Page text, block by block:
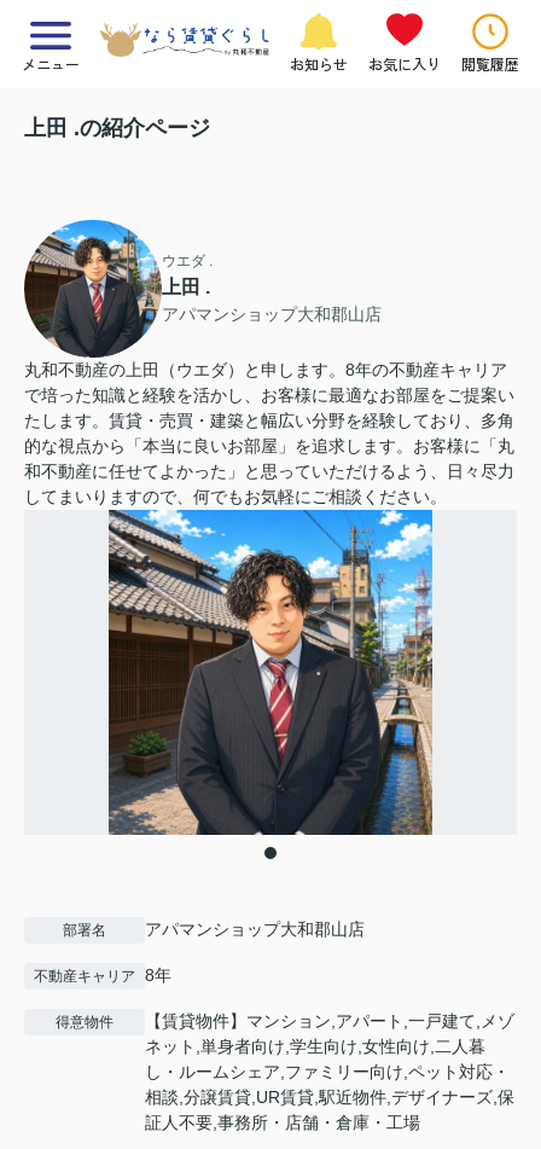
メニュー お知らせ お気に入り 閲覧履歴
上田 .の紹介ページ
ウエダ .
上田 .
アパマンショップ大和郡山店
丸和不動産の上田（ウエダ）と申します。8年の不動産キャリア
で培った知識と経験を活かし、お客様に最適なお部屋をご提案い
たします。賃貸・売買・建築と幅広い分野を経験しており、多角
的な視点から「本当に良いお部屋」を追求します。お客様に「丸
和不動産に任せてよかった」と思っていただけるよう、日々尽力
してまいりますので、何でもお気軽にご相談ください。
部署名 アパマンショップ大和郡山店
不動産キャリア 8年
得意物件
【賃貸物件】マンション,アパート,一戸建て,メゾ
ネット,単身者向け,学生向け,女性向け,二人暮
し・ルームシェア,ファミリー向け,ペット対応・
相談,分譲賃貸,UR賃貸,駅近物件,デザイナーズ,保
証人不要,事務所・店舗・倉庫・工場